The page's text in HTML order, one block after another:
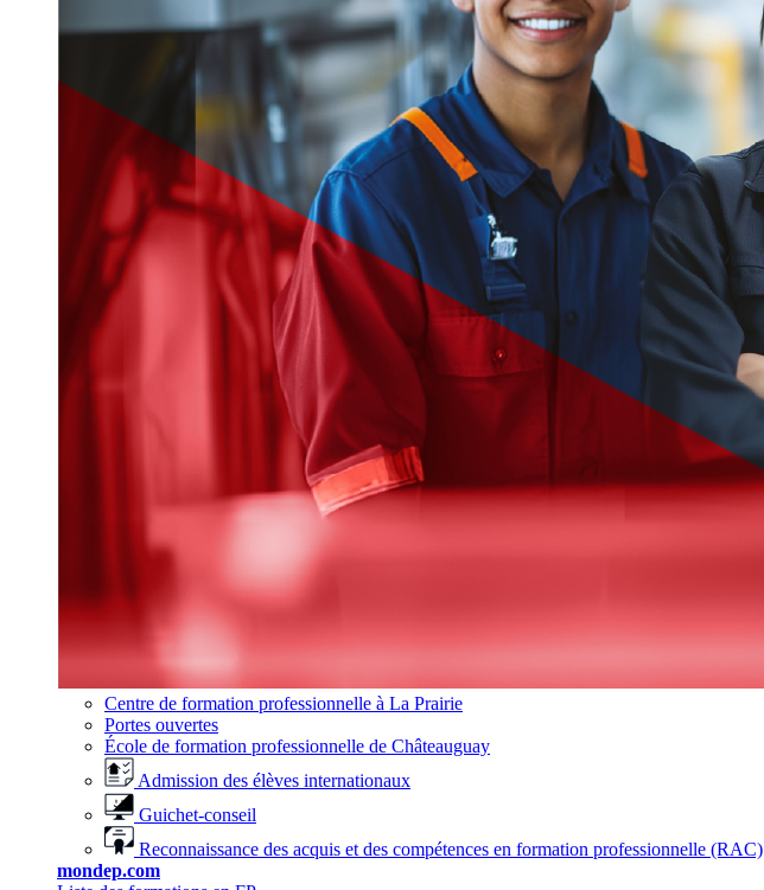
Centre de formation professionnelle à La Prairie
Portes ouvertes
École de formation professionnelle de Châteauguay
Admission des élèves internationaux
Guichet-conseil
Reconnaissance des acquis et des compétences en formation professionnelle (RAC)
mondep.com